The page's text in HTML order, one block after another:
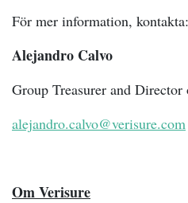
För mer information, kontakta:
Alejandro Calvo
Group Treasurer and
alejandro.calvo@verisure.com
Om Verisure